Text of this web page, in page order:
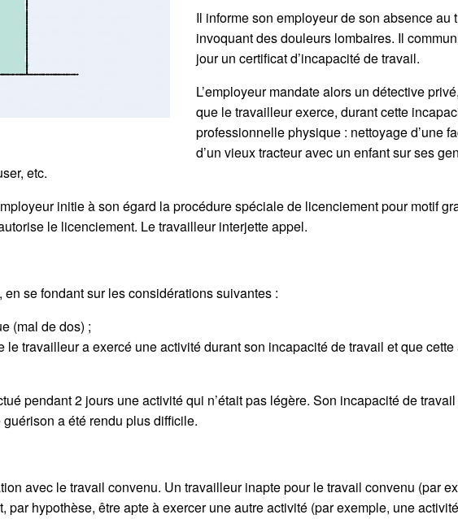
Il informe son employeur de son absence au
invoquant des douleurs lombaires. Il
jour un certificat d’incapacité de travail.
L’employeur mandate alors un détective
que le travailleur exerce, durant cette
professionnelle physique : nettoyage d’une
d’un vieux tracteur avec un enfant sur ses
etc.
initie à son égard la procédure spéciale de licenciement pour motif
le licenciement. Le travailleur interjette appel.
se fondant sur les considérations suivantes :
(mal de dos) ;
le travailleur a exercé une activité durant son incapacité de travail et que
pendant 2 jours une activité qui n’était pas légère. Son incapacité de
a été rendu plus difficile.
avec le travail convenu. Un travailleur inapte pour le travail convenu (par
par hypothèse, être apte à exercer une autre activité (par exemple, une